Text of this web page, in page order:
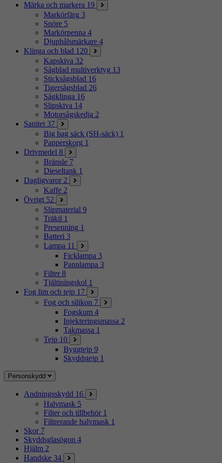
Märka och markera 19
Markörfärg 3
Snöre 5
Markörpenna 4
Djuphålsmärkare 4
Klinga och blad 120
Kapskiva 32
Sågblad multiverktyg 13
Sticksågsblad 16
Tigersågsblad 26
Sågklinga 16
Slipskiva 14
Motorsågskedja 2
Sanitet 37
Big bag säck (SH-säck) 1
Papperskorg 1
Drivmedel 8
Bränsle 7
Dieseltank 1
Dagligvaror 2
Kaffe 2
Övrigt 52
Slipmaterial 9
Träkil 1
Presenning 1
Batteri 3
Lampa 11
Ficklampa 3
Pannlampa 3
Filter 8
Tjältiningskol 1
Fog lim och tejp 17
Fog och silikon 7
Fogskum 4
Injekteringsmassa 2
Takmassa 1
Tejp 10
Byggtejp 9
Skyddstejp 1
Personskydd
Andningsskydd 16
Halvmask 5
Filter och tillbehör 1
Filtrerande halvmask 1
Skor 7
Skyddsglasögon 4
Hjälm 2
Handske 34